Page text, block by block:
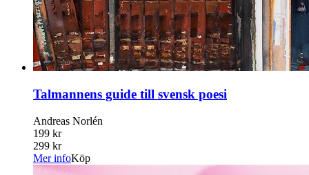
Talmannens guide till svensk poesi
Andreas Norlén
199 kr
299 kr
Mer infoKöp